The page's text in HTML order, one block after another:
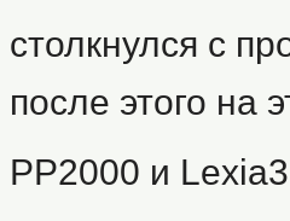
столкнулся с
после этого на
PP2000 и